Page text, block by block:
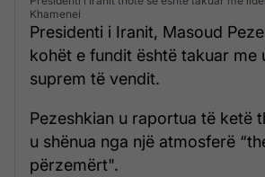
Khamenei
Presidenti i Iranit, Masoud
kohët e fundit është takuar me
suprem të vendit.
Pezeshkian u raportua të ketë
u shënua nga një atmosferë
përzemërt".